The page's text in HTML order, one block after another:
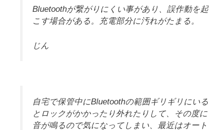
Bluetoothが繋がりにくい事があり、誤作動を起
こす場合がある。充電部分に汚れがたまる。
じん
自宅で保管中にBluetoothの範囲ギリギリにいる
とロックがかかったり外れたりして、その度に
音が鳴るので気になってしまい、最近はオート